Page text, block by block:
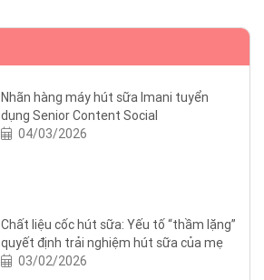
Nhãn hàng máy hút sữa Imani tuyển
dụng Senior Content Social
04/03/2026
Chất liệu cốc hút sữa: Yếu tố “thầm lặng”
quyết định trải nghiệm hút sữa của mẹ
03/02/2026